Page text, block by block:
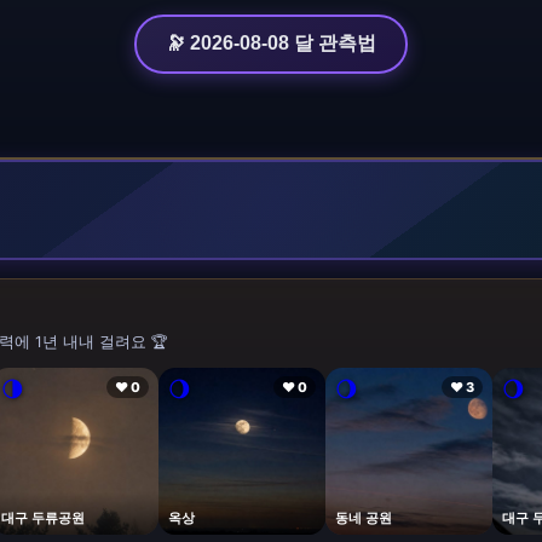
🔭 2026-08-08 달 관측법
에 1년 내내 걸려요 🏆
🌗 ❤ 0
대구 두류공원
🌖 ❤ 0
옥상
🌖 ❤ 3
동네 공원
🌖
대구